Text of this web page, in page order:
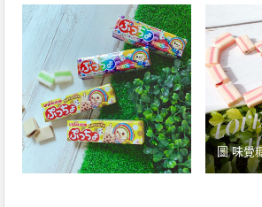
圖 味覺